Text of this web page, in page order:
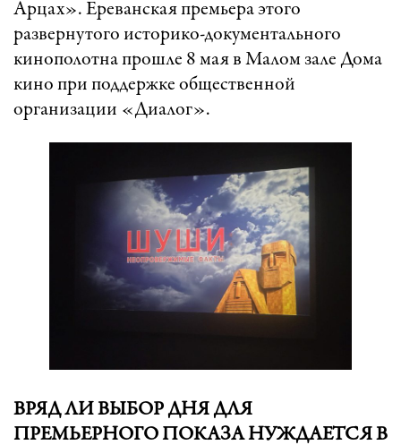
Арцах». Ереванская премьера этого
развернутого историко-документального
кинополотна прошле 8 мая в Малом зале Дома
кино при поддержке общественной
организации «Диалог».
ВРЯД ЛИ ВЫБОР ДНЯ ДЛЯ
ПРЕМЬЕРНОГО ПОКАЗА НУЖДАЕТСЯ В